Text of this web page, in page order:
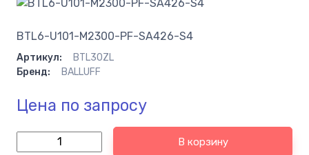
BTL6-U101-M2300-PF-SA426-S4
Артикул:
BTL30ZL
Бренд:
BALLUFF
Цена по запросу
В корзину